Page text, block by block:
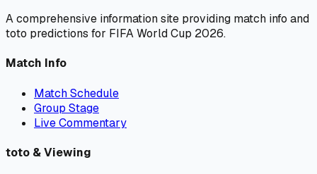
A comprehensive information site providing match info and
toto predictions for FIFA World Cup 2026.
Match Info
Match Schedule
Group Stage
Live Commentary
toto & Viewing